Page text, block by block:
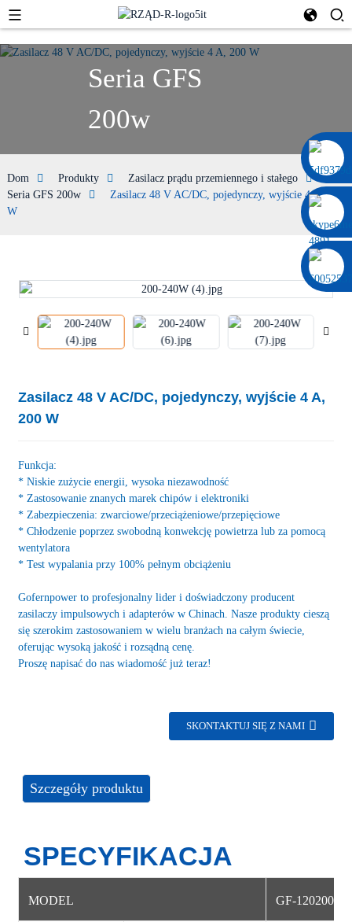
0086 13322920697
Seria GFS
200w
Dom Produkty
Zasilacz prądu przemiennego i stałego
Seria GFS 200w
Zasilacz 48 V AC/DC, pojedynczy, wyjście 4 A, 200
W
Zasilacz 48 V AC/DC, pojedynczy, wyjście 4 A,
200 W
Funkcja:
* Niskie zużycie energii, wysoka niezawodność
* Zastosowanie znanych marek chipów i elektroniki
* Zabezpieczenia: zwarciowe/przeciążeniowe/przepięciowe
* Chłodzenie poprzez swobodną konwekcję powietrza lub za pomocą
wentylatora
* Test wypalania przy 100% pełnym obciążeniu
Gofernpower to profesjonalny lider i doświadczony producent
zasilaczy impulsowych i adapterów w Chinach. Nasze produkty cieszą
się szerokim zastosowaniem w wielu branżach na całym świecie,
oferując wysoką jakość i rozsądną cenę.
Proszę napisać do nas wiadomość już teraz!
SKONTAKTUJ SIĘ Z NAMI
Szczegóły produktu
SPECYFIKACJA
MODEL GF-